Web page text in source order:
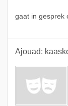
gaat in gesprek